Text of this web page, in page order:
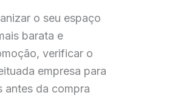
o seu espaço
barata e
verificar o
empresa para
antes da compra